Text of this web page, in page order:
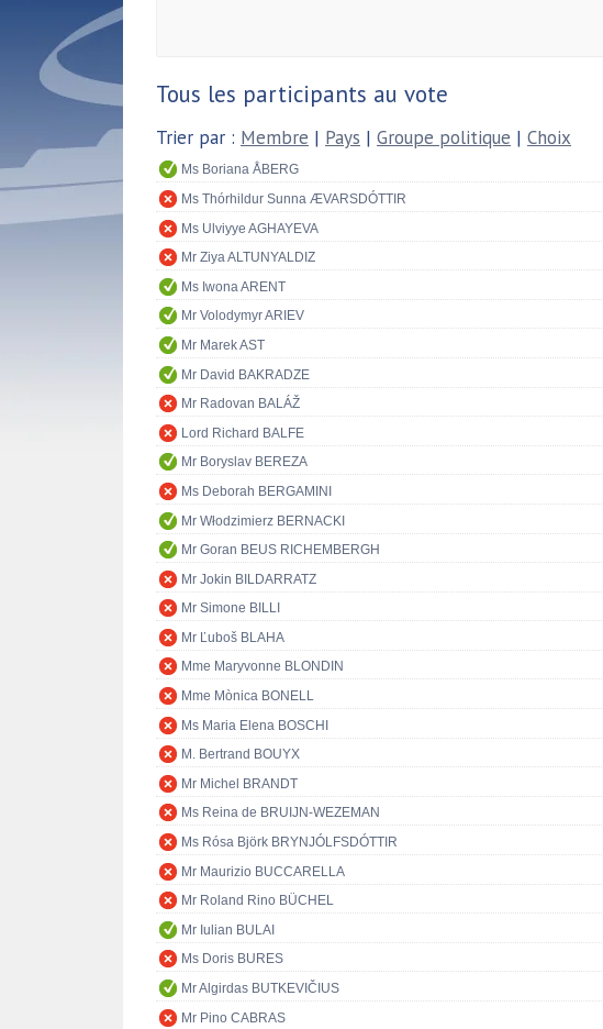
Tous les participants au vote
Trier par : Membre | Pays | Groupe politique | Choix
Ms Boriana ÅBERG
Ms Thórhildur Sunna ÆVARSDÓTTIR
Ms Ulviyye AGHAYEVA
Mr Ziya ALTUNYALDIZ
Ms Iwona ARENT
Mr Volodymyr ARIEV
Mr Marek AST
Mr David BAKRADZE
Mr Radovan BALÁŽ
Lord Richard BALFE
Mr Boryslav BEREZA
Ms Deborah BERGAMINI
Mr Włodzimierz BERNACKI
Mr Goran BEUS RICHEMBERGH
Mr Jokin BILDARRATZ
Mr Simone BILLI
Mr Ľuboš BLAHA
Mme Maryvonne BLONDIN
Mme Mònica BONELL
Ms Maria Elena BOSCHI
M. Bertrand BOUYX
Mr Michel BRANDT
Ms Reina de BRUIJN-WEZEMAN
Ms Rósa Björk BRYNJÓLFSDÓTTIR
Mr Maurizio BUCCARELLA
Mr Roland Rino BÜCHEL
Mr Iulian BULAI
Ms Doris BURES
Mr Algirdas BUTKEVIČIUS
Mr Pino CABRAS